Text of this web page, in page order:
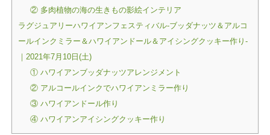
② 多肉植物の海の生きもの影絵インテリア
ラグジュアリーハワイアンフェスティバル-ブッダナッツ＆アルコ
ールインクミラー＆ハワイアンドール＆アイシングクッキー作り-
｜2021年7月10日(土)
① ハワイアンブッダナッツアレンジメント
② アルコールインクでハワイアンミラー作り
③ ハワイアンドール作り
④ ハワイアンアイシングクッキー作り